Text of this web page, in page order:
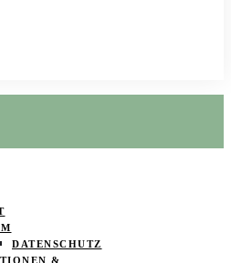
DATENSCHUTZ
&